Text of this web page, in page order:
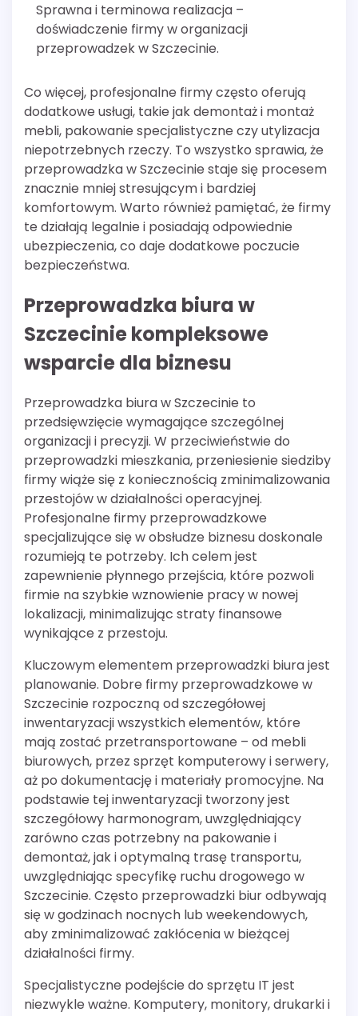
Sprawna i terminowa realizacja –
doświadczenie firmy w organizacji
przeprowadzek w Szczecinie.
Co więcej, profesjonalne firmy często oferują
dodatkowe usługi, takie jak demontaż i montaż
mebli, pakowanie specjalistyczne czy utylizacja
niepotrzebnych rzeczy. To wszystko sprawia, że
przeprowadzka w Szczecinie staje się procesem
znacznie mniej stresującym i bardziej
komfortowym. Warto również pamiętać, że firmy
te działają legalnie i posiadają odpowiednie
ubezpieczenia, co daje dodatkowe poczucie
bezpieczeństwa.
Przeprowadzka biura w
Szczecinie kompleksowe
wsparcie dla biznesu
Przeprowadzka biura w Szczecinie to
przedsięwzięcie wymagające szczególnej
organizacji i precyzji. W przeciwieństwie do
przeprowadzki mieszkania, przeniesienie siedziby
firmy wiąże się z koniecznością zminimalizowania
przestojów w działalności operacyjnej.
Profesjonalne firmy przeprowadzkowe
specjalizujące się w obsłudze biznesu doskonale
rozumieją te potrzeby. Ich celem jest
zapewnienie płynnego przejścia, które pozwoli
firmie na szybkie wznowienie pracy w nowej
lokalizacji, minimalizując straty finansowe
wynikające z przestoju.
Kluczowym elementem przeprowadzki biura jest
planowanie. Dobre firmy przeprowadzkowe w
Szczecinie rozpoczną od szczegółowej
inwentaryzacji wszystkich elementów, które
mają zostać przetransportowane – od mebli
biurowych, przez sprzęt komputerowy i serwery,
aż po dokumentację i materiały promocyjne. Na
podstawie tej inwentaryzacji tworzony jest
szczegółowy harmonogram, uwzględniający
zarówno czas potrzebny na pakowanie i
demontaż, jak i optymalną trasę transportu,
uwzględniając specyfikę ruchu drogowego w
Szczecinie. Często przeprowadzki biur odbywają
się w godzinach nocnych lub weekendowych,
aby zminimalizować zakłócenia w bieżącej
działalności firmy.
Specjalistyczne podejście do sprzętu IT jest
niezwykle ważne. Komputery, monitory, drukarki i